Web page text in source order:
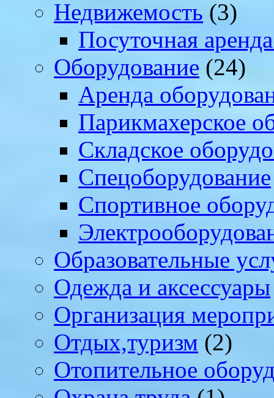
Недвижемость (3)
Посуточная
Оборудование (24)
Аренда
Парикмахерское
Складское
Спецоборудование
Спортивное
Образовательные
Одежда и аксессуары
Организация
Отдых,туризм (2)
Отопительное